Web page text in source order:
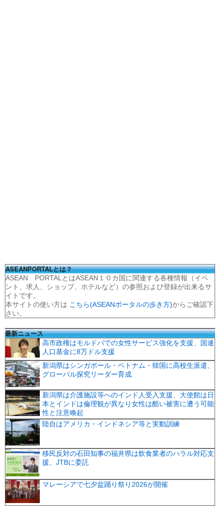
ASEANPORTALとは？
ASEAN PORTALとはASEAN１０カ国に関連する各種情報（イベ
ント、求人、ショップ、ホテルなど）の参照および登録が出来るサ
イトです。
本サイトの使い方は こちら(ASEANポータルの歩き方)からご確認下
さい。
最新ニュース
高市政権はモルドバでの女性サービス強化を支援、国連
人口基金に8万ドル支援
新潟県はシンガポール・ベトナム・韓国に高校生派遣、
グローバル探究リーダー育成
新潟県は介護施設等へのインド人受入支援、大使館は日
本とインドは倫理観が異なり女性は酷い被害に遭う可能
性と注意喚起
陸自はアメリカ・インドネシア等と実動訓練
移民反対の石田知事の福井県は飲食業者のハラル対応支
援、JTBに委託
マレーシアで七夕盆踊り祭り2026が開催